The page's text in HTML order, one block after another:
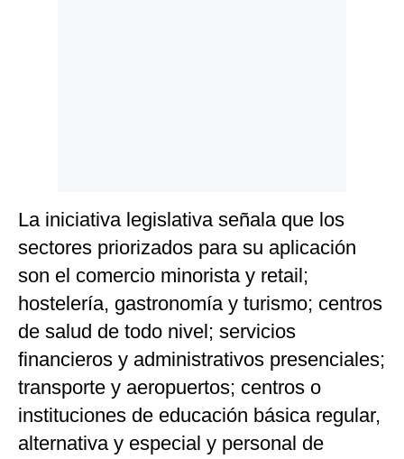
La iniciativa legislativa señala que los
sectores priorizados para su aplicación
son el comercio minorista y retail;
hostelería, gastronomía y turismo; centros
de salud de todo nivel; servicios
financieros y administrativos presenciales;
transporte y aeropuertos; centros o
instituciones de educación básica regular,
alternativa y especial y personal de